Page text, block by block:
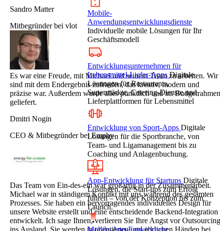
Sandro Matter
Mitbegründer bei vlot
Es war eine Freude, mit Michael und seinem Team zu arbeiten. Wir
sind mit dem Endergebnis zufrieden, das kreativ, modern und
präzise war. Außerdem wurde alles pünktlich und im Budgetrahmen
geliefert.
Dmitri Nogin
CEO & Mitbegründer bei Emphy
Das Team von Ein-des-ein war großartig in der Zusammenarbeit.
Michael war in ständigem Kontakt mit uns während des gesamten
Prozesses. Sie haben ein hervorragendes individuelles Design für
unsere Website erstellt und eine entscheidende Backend-Integration
entwickelt. Ich sage Ihnen, verlieren Sie Ihre Angst vor Outsourcing
ins Ausland. Sie werden in talentierten und ehrlichen Händen bei
Mobile-
Anwendungsentwicklungsdienste
Individuelle mobile Lösungen für Ihr
Geschäftsmodell
Entwicklungsunternehmen für
Lebensmittel-Liefer-Apps Digitale
Lösungen für Restaurants,
Supermärkte, Catering-Dienste und
Lieferplattformen für Lebensmittel
Entwicklung von Sport-Apps Digitale
Lösungen für die Sportbranche, von
Team- und Ligamanagement bis zu
Coaching und Anlagenbuchung.
App-Entwicklung für Startups Digitale
Lösungen, die Start-ups zum Erfolg
führen – von der Konzeption bis zum
Launch.
Mobile-App-Entwicklung